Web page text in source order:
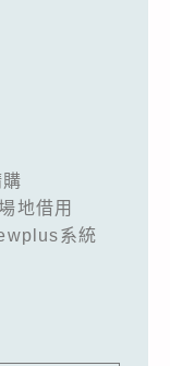
地借用
系統